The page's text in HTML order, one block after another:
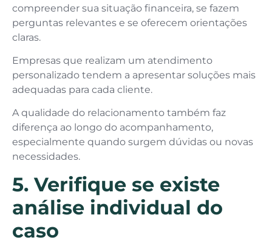
compreender sua situação financeira, se fazem
perguntas relevantes e se oferecem orientações
claras.
Empresas que realizam um atendimento
personalizado tendem a apresentar soluções mais
adequadas para cada cliente.
A qualidade do relacionamento também faz
diferença ao longo do acompanhamento,
especialmente quando surgem dúvidas ou novas
necessidades.
5. Verifique se existe
análise individual do
caso